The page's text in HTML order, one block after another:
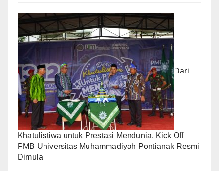
Dari
Khatulistiwa untuk Prestasi Mendunia, Kick Off
PMB Universitas Muhammadiyah Pontianak Resmi
Dimulai